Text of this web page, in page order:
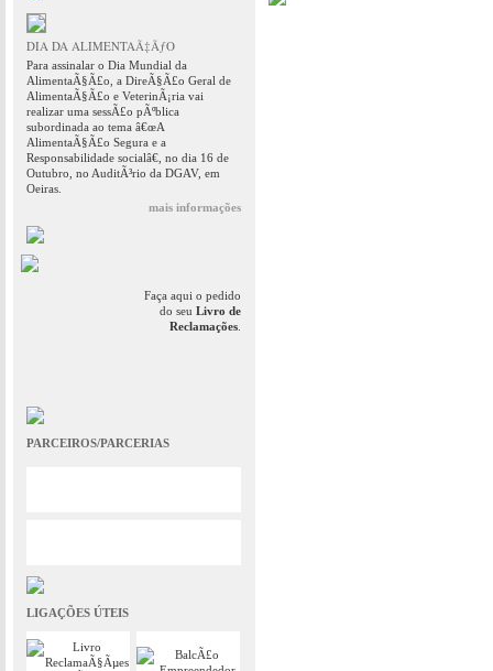
DIA DA ALIMENTAÃ‡ÃƒO
Para assinalar o Dia Mundial da
AlimentaÃ§Ã£o, a DireÃ§Ã£o Geral de
AlimentaÃ§Ã£o e VeterinÃ¡ria vai
realizar uma sessÃ£o pÃºblica
subordinada ao tema â€œA
AlimentaÃ§Ã£o Segura e a
Responsabilidade socialâ€, no dia 16 de
Outubro, no AuditÃ³rio da DGAV, em
Oeiras.
mais informações
Faça aqui o pedido
do seu Livro de
Reclamações
PARCEIROS/PARCERIAS
LIGAÇÕES ÚTEIS